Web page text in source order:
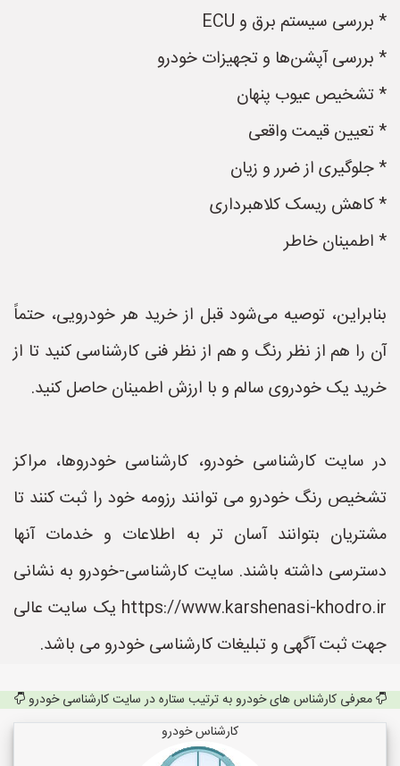
* بررسی سیستم برق و ECU
* بررسی آپشن‌ها و تجهیزات خودرو
* تشخیص عیوب پنهان
* تعیین قیمت واقعی
* جلوگیری از ضرر و زیان
* کاهش ریسک کلاهبرداری
* اطمینان خاطر
بنابراین، توصیه می‌شود قبل از خرید هر خودرویی، حتماً
آن را هم از نظر رنگ و هم از نظر فنی کارشناسی کنید تا از
خرید یک خودروی سالم و با ارزش اطمینان حاصل کنید.
در سایت کارشناسی خودرو، کارشناسی خودروها، مراکز
تشخیص رنگ خودرو می توانند رزومه خود را ثبت کنند تا
مشتریان بتوانند آسان تر به اطلاعات و خدمات آنها
دسترسی داشته باشند. سایت کارشناسی-خودرو به نشانی
https://www.karshenasi-khodro.ir یک سایت عالی
جهت ثبت آگهی و تبلیغات کارشناسی خودرو می باشد.
معرفی کارشناس های خودرو به ترتیب ستاره در سایت کارشناسی خودرو
کارشناس خودرو